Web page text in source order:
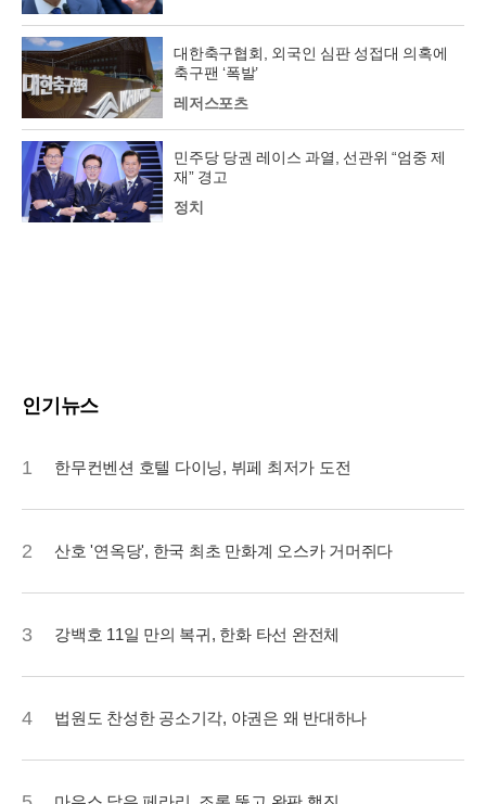
대한축구협회, 외국인 심판 성접대 의혹에
축구팬 ‘폭발’
레저스포츠
민주당 당권 레이스 과열, 선관위 “엄중 제
재” 경고
정치
인기뉴스
1 한무컨벤션 호텔 다이닝, 뷔페 최저가 도전
2 산호 '연옥당', 한국 최초 만화계 오스카 거머쥐다
3 강백호 11일 만의 복귀, 한화 타선 완전체
4 법원도 찬성한 공소기각, 야권은 왜 반대하나